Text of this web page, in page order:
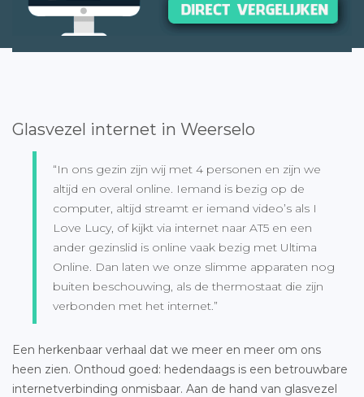
Glasvezel internet in Weerselo
“In ons gezin zijn wij met 4 personen en zijn we
altijd en overal online. Iemand is bezig op de
computer, altijd streamt er iemand video’s als I
Love Lucy, of kijkt via internet naar AT5 en een
ander gezinslid is online vaak bezig met Ultima
Online. Dan laten we onze slimme apparaten nog
buiten beschouwing, als de thermostaat die zijn
verbonden met het internet.”
Een herkenbaar verhaal dat we meer en meer om ons
heen zien. Onthoud goed: hedendaags is een betrouwbare
internetverbinding onmisbaar. Aan de hand van glasvezel